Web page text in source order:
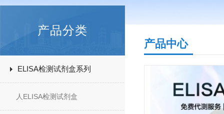
产品分类
ELISA检测试剂盒系列
人ELISA检测试剂盒
产品中心